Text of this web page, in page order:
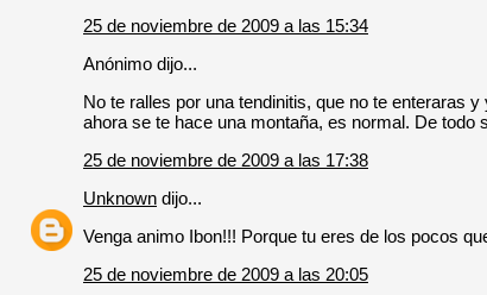
25 de noviembre de 2009 a las 15:34
Anónimo dijo...
No te ralles por una tendinitis, que no te enteraras
ahora se te hace una montaña, es normal. De todo
25 de noviembre de 2009 a las 17:38
Unknown dijo...
Venga animo Ibon!!! Porque tu eres de los pocos
25 de noviembre de 2009 a las 20:05